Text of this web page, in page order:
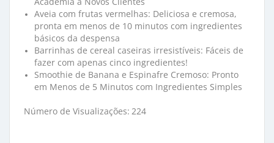
Aveia com frutas vermelhas: Deliciosa e cremosa,
pronta em menos de 10 minutos com ingredientes
básicos da despensa
Barrinhas de cereal caseiras irresistíveis: Fáceis de
fazer com apenas cinco ingredientes!
Smoothie de Banana e Espinafre Cremoso: Pronto
em Menos de 5 Minutos com Ingredientes Simples
Número de Visualizações: 224